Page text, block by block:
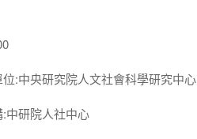
:中央研究院人文社會科學研究中心
中研院人社中心